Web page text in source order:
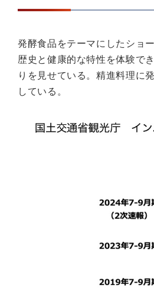
発酵食品をテーマにしたショ
歴史と健康的な特性を体験で
りを見せている。精進料理に
している。